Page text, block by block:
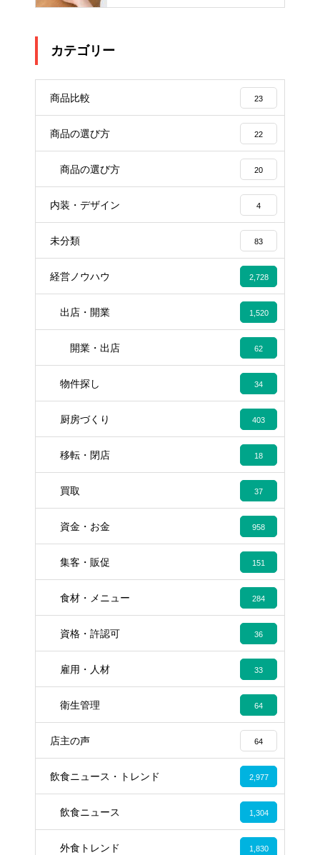
カテゴリー
商品比較 23
商品の選び方 22
商品の選び方 20
内装・デザイン 4
未分類 83
経営ノウハウ 2,728
出店・開業 1,520
開業・出店 62
物件探し 34
厨房づくり 403
移転・閉店 18
買取 37
資金・お金 958
集客・販促 151
食材・メニュー 284
資格・許認可 36
雇用・人材 33
衛生管理 64
店主の声 64
飲食ニュース・トレンド 2,977
飲食ニュース 1,304
外食トレンド 1,830